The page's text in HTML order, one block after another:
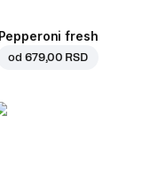
Pepperoni fresh
od 679,00 RSD